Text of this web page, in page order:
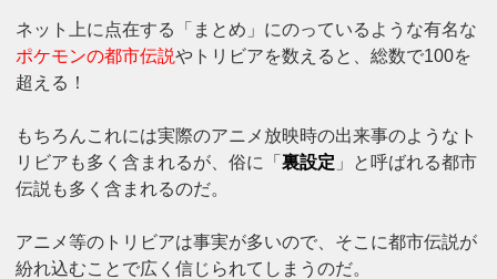
ネット上に点在する「まとめ」にのっているような有名な
ポケモンの都市伝説やトリビアを数えると、総数で100を
超える！
もちろんこれには実際のアニメ放映時の出来事のようなト
リビアも多く含まれるが、俗に「裏設定 」と呼ばれる都市
伝説も多く含まれるのだ。
アニメ等のトリビアは事実が多いので、そこに都市伝説が
紛れ込むことで広く信じられてしまうのだ。